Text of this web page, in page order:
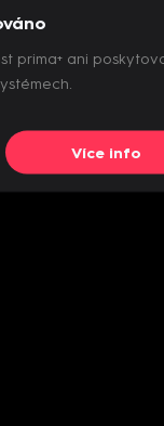
prima+ ani
Více info